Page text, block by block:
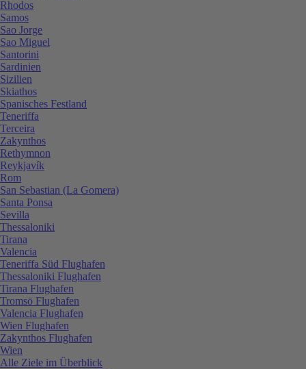
Rhodos
Samos
Sao Jorge
Sao Miguel
Santorini
Sardinien
Sizilien
Skiathos
Spanisches Festland
Teneriffa
Terceira
Zakynthos
Rethymnon
Reykjavík
Rom
San Sebastian (La Gomera)
Santa Ponsa
Sevilla
Thessaloniki
Tirana
Valencia
Teneriffa Süd Flughafen
Thessaloniki Flughafen
Tirana Flughafen
Tromsö Flughafen
Valencia Flughafen
Wien Flughafen
Zakynthos Flughafen
Wien
Alle Ziele im Überblick